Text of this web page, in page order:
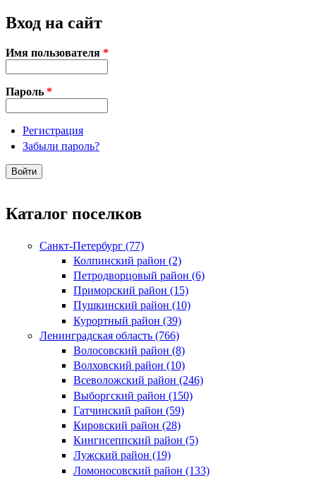
Вход на сайт
Имя пользователя *
Пароль *
Регистрация
Забыли пароль?
Каталог поселков
Санкт-Петербург (77)
Колпинский район (2)
Петродворцовый район (6)
Приморский район (15)
Пушкинский район (10)
Курортный район (39)
Ленинградская область (766)
Волосовский район (8)
Волховский район (10)
Всеволожский район (246)
Выборгский район (150)
Гатчинский район (59)
Кировский район (28)
Кингисеппский район (5)
Лужский район (19)
Ломоносовский район (133)